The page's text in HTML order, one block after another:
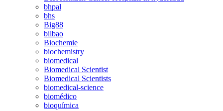
bhpal
bhs
Big88
bilbao
Biochemie
biochemistry
biomedical
Biomedical Scientist
Biomedical Scientists
biomedical-science
biomédico
bioquímica